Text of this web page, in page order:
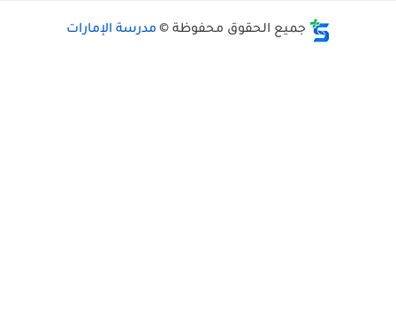
جميع الحقوق محفوظة ©مدرسة الإمارات